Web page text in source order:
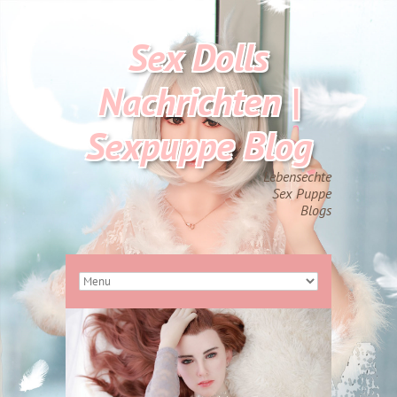
Sex Dolls
Nachrichten |
Sexpuppe Blog
Lebensechte
Sex Puppe
Blogs